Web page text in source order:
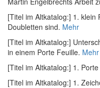
[Titel im Altkatalog:] 1.
Doubletten sind. Mehr
[Titel im Altkatalog:]
in einem Porte Feuille. Mehr
[Titel im Altkatalog:] 1.
[Titel im Altkatalog:] 1.